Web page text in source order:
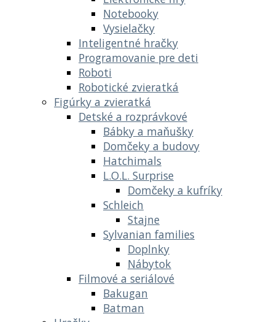
Notebooky
Vysielačky
Inteligentné hračky
Programovanie pre deti
Roboti
Robotické zvieratká
Figúrky a zvieratká
Detské a rozprávkové
Bábky a maňušky
Domčeky a budovy
Hatchimals
L.O.L. Surprise
Domčeky a kufríky
Schleich
Stajne
Sylvanian families
Doplnky
Nábytok
Filmové a seriálové
Bakugan
Batman